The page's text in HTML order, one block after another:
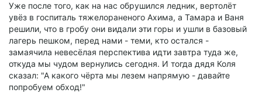
Уже после того, как на нас обрушился ледник, вертолёт
увёз в госпиталь тяжелораненого Ахима, а Тамара и Ваня
решили, что в гробу они видали эти горы и ушли в базовый
лагерь пешком, перед нами - теми, кто остался -
замаячила невесёлая перспектива идти завтра туда же,
откуда мы чудом вернулись сегодня. И тогда дядя Коля
сказал: "А какого чёрта мы лезем напрямую - давайте
попробуем обход!"